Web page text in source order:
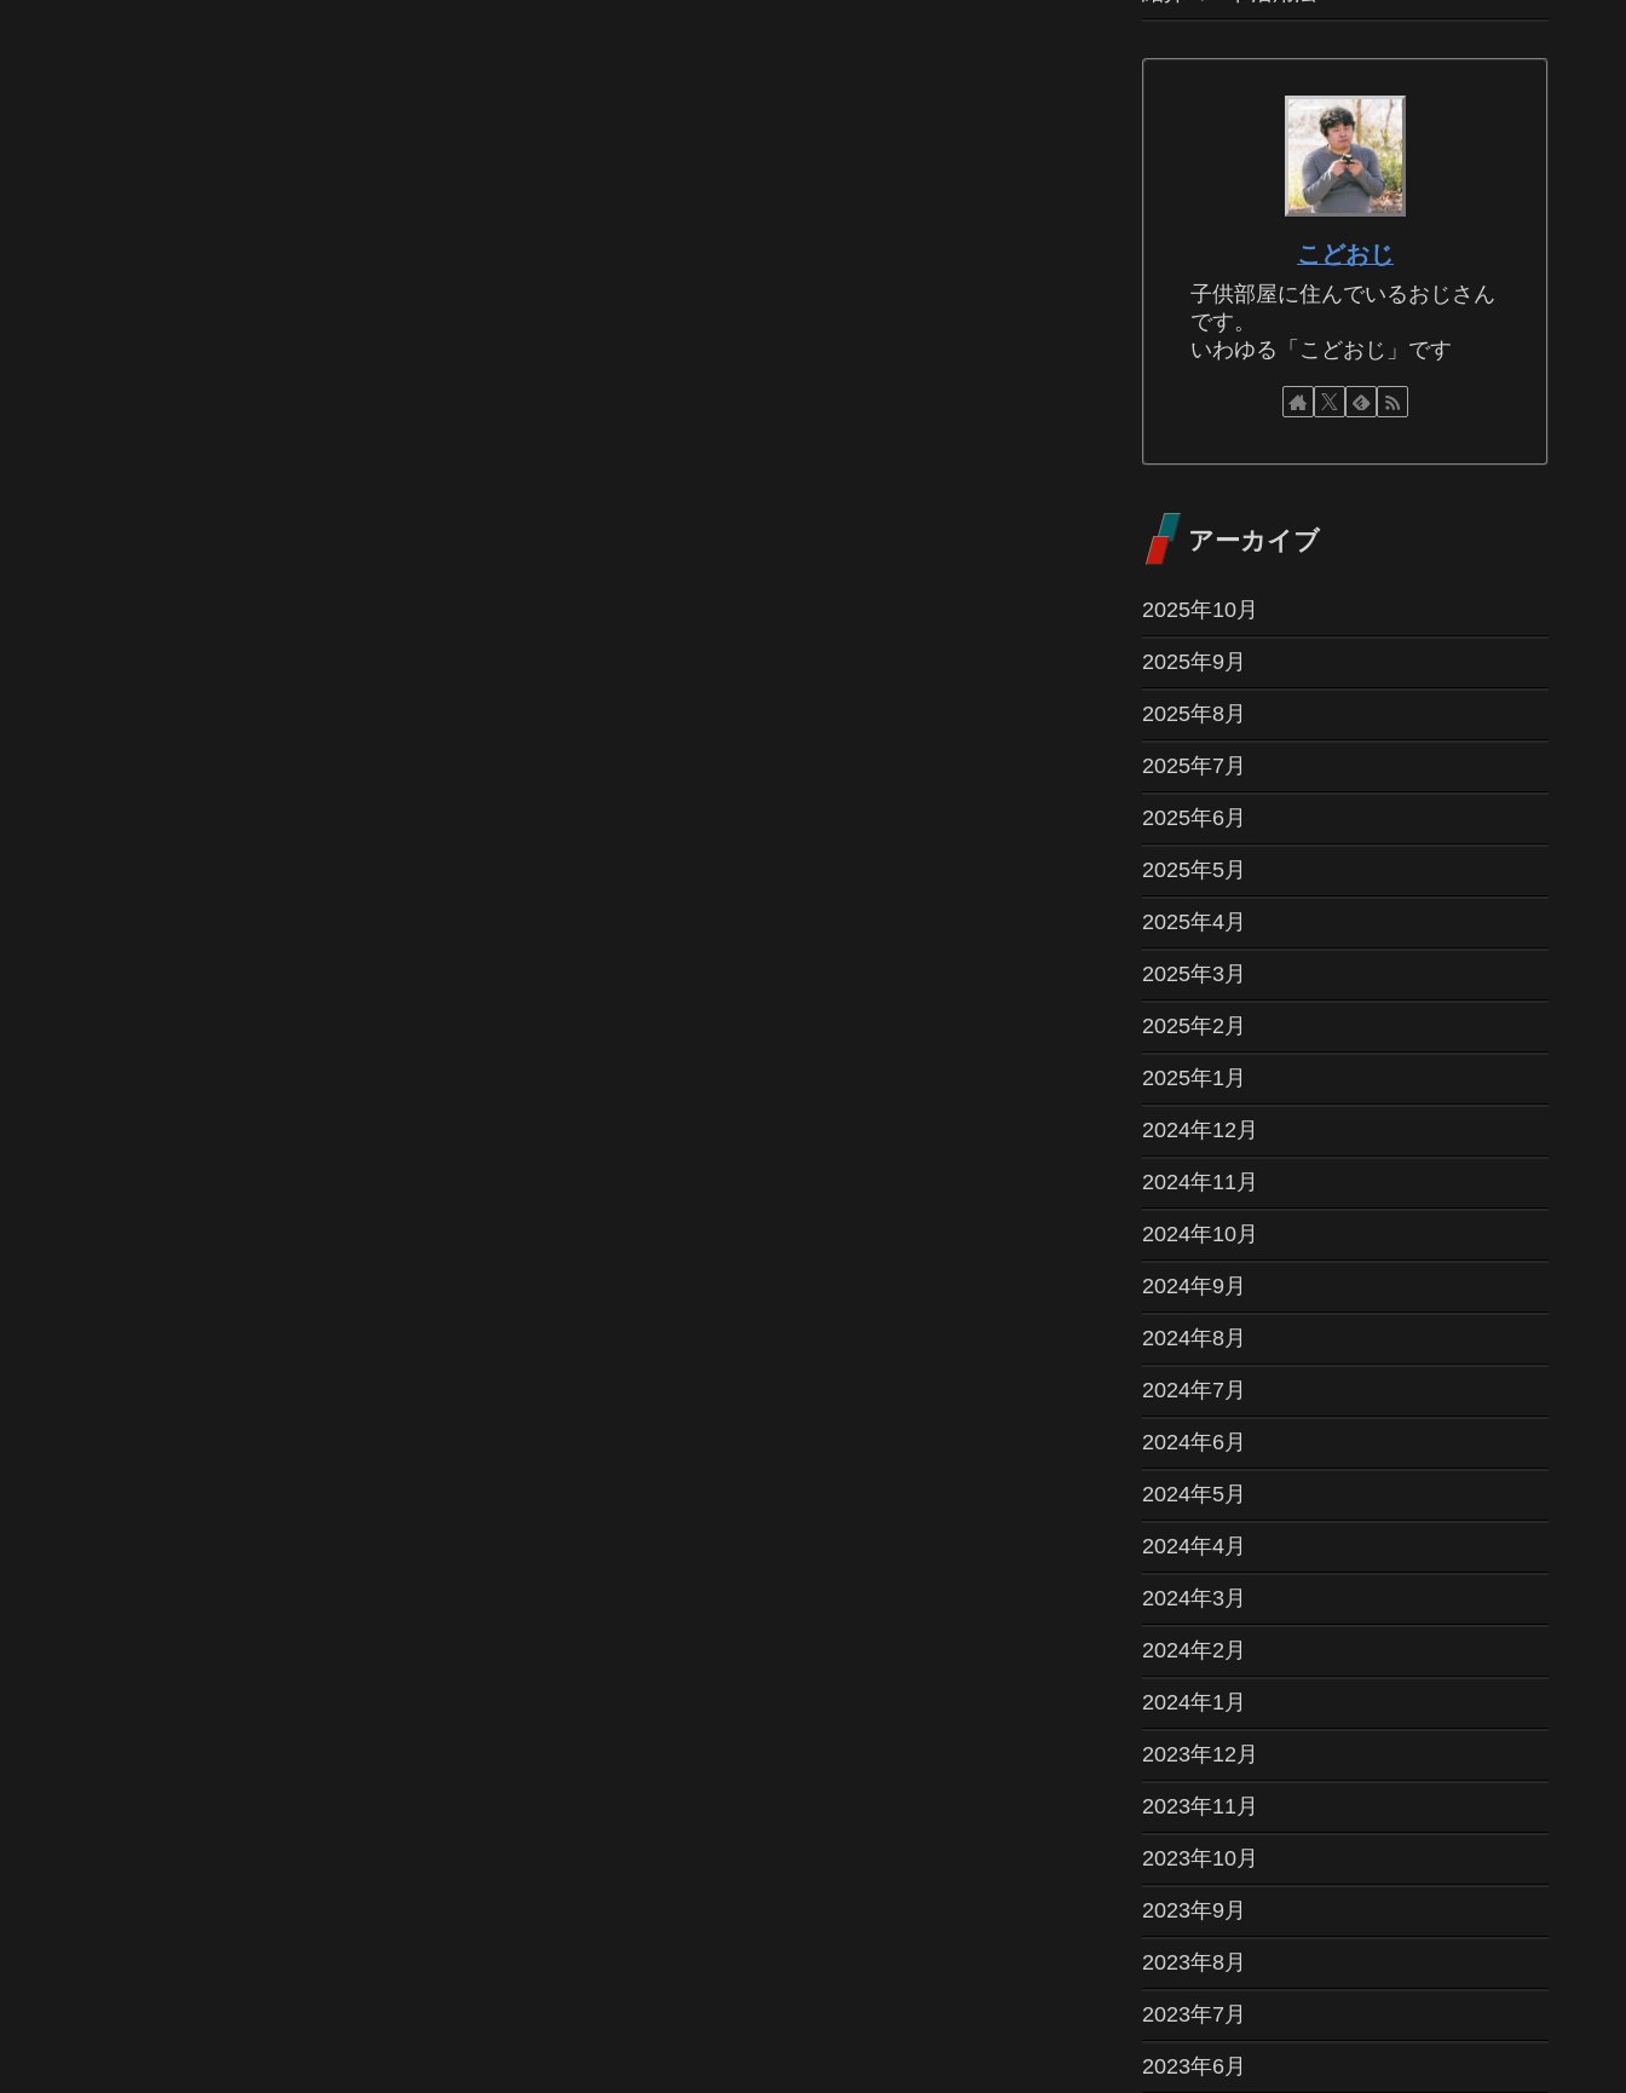
こどおじ
子供部屋に住んでいるおじさん
です。
いわゆる「こどおじ」です
アーカイブ
2025年10月
2025年9月
2025年8月
2025年7月
2025年6月
2025年5月
2025年4月
2025年3月
2025年2月
2025年1月
2024年12月
2024年11月
2024年10月
2024年9月
2024年8月
2024年7月
2024年6月
2024年5月
2024年4月
2024年3月
2024年2月
2024年1月
2023年12月
2023年11月
2023年10月
2023年9月
2023年8月
2023年7月
2023年6月